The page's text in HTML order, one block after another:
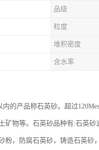
品级
粒度
堆积密度
含水率
的产品称石英砂。超过
矿物等。石英砂品种有:石英
粉，防腐石英砂，铸造石英